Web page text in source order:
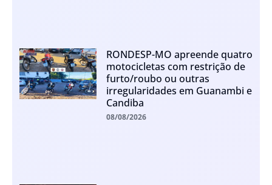
RONDESP-MO apreende quatro
motocicletas com restrição de
furto/roubo ou outras
irregularidades em Guanambi e
Candiba
08/08/2026